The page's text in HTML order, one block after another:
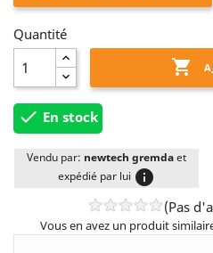
Quantité

 En stock
Vendu par: newtech gremdaet
expédié par lui info
(Pas
Vous en avez un produit